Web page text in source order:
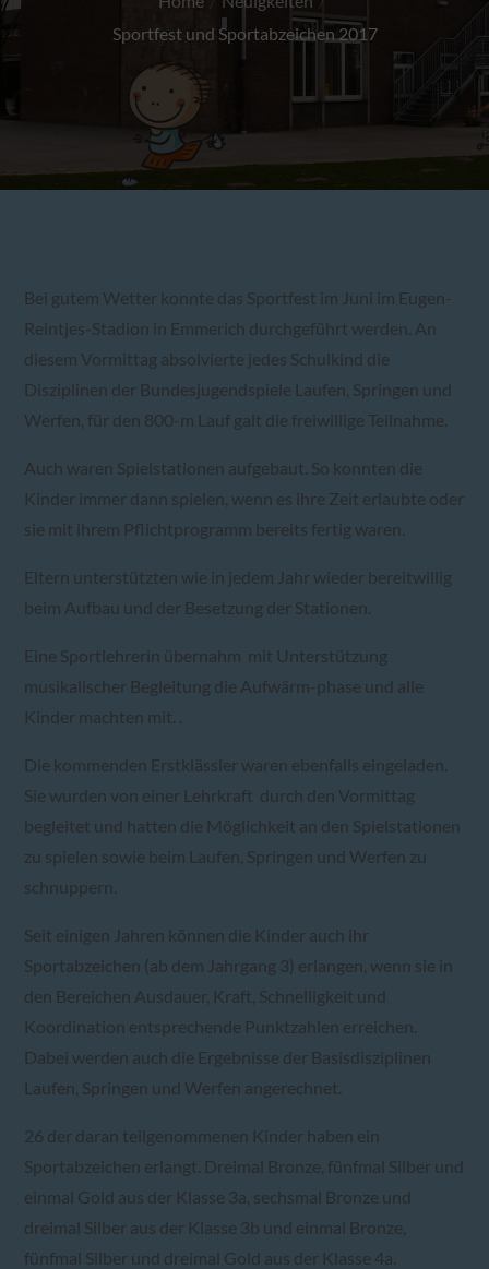
Sportfest und Sportabzeichen 2017
Bei gutem Wetter konnte das Sportfest im Juni im Eugen-
Reintjes-Stadion in Emmerich durchgeführt werden. An
diesem Vormittag absolvierte jedes Schulkind die
Disziplinen der Bundesjugendspiele Laufen, Springen und
Werfen, für den 800-m Lauf galt die freiwillige Teilnahme.
Auch waren Spielstationen aufgebaut. So konnten die
Kinder immer dann spielen, wenn es ihre Zeit erlaubte oder
sie mit ihrem Pflichtprogramm bereits fertig waren.
Eltern unterstützten wie in jedem Jahr wieder bereitwillig
beim Aufbau und der Besetzung der Stationen.
Eine Sportlehrerin übernahm mit Unterstützung
musikalischer Begleitung die Aufwärm-phase und alle
Kinder machten mit. .
Die kommenden Erstklässler waren ebenfalls eingeladen.
Sie wurden von einer Lehrkraft durch den Vormittag
begleitet und hatten die Möglichkeit an den Spielstationen
zu spielen sowie beim Laufen, Springen und Werfen zu
schnuppern.
Seit einigen Jahren können die Kinder auch ihr
Sportabzeichen (ab dem Jahrgang 3) erlangen, wenn sie in
den Bereichen Ausdauer, Kraft, Schnelligkeit und
Koordination entsprechende Punktzahlen erreichen.
Dabei werden auch die Ergebnisse der Basisdisziplinen
Laufen, Springen und Werfen angerechnet.
26 der daran teilgenommenen Kinder haben ein
Sportabzeichen erlangt. Dreimal Bronze, fünfmal Silber und
einmal Gold aus der Klasse 3a, sechsmal Bronze und
dreimal Silber aus der Klasse 3b und einmal Bronze,
fünfmal Silber und dreimal Gold aus der Klasse 4a.